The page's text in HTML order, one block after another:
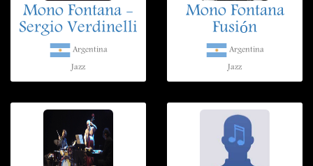
Mono Fontana -
Sergio Verdinelli
Argentina
Jazz
Mono Fontana
Fusión
Argentina
Jazz